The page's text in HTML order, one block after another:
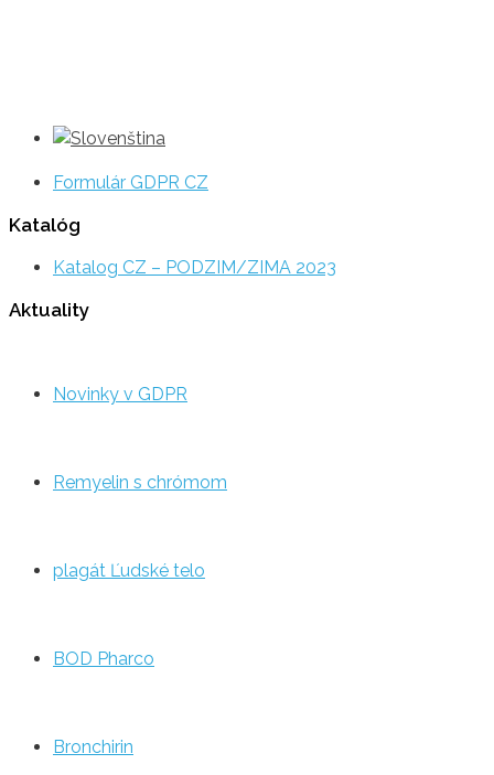
Formulár GDPR CZ
Katalóg
Katalog CZ – PODZIM/ZIMA 2023
Aktuality
Novinky v GDPR
Remyelin s chrómom
plagát Ľudské telo
BOD Pharco
Bronchirin